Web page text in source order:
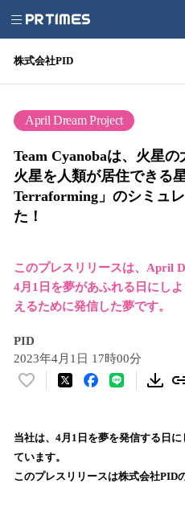
株式会社PID
April Dream Project
Team Cyanobaは、火星
火星を人類が居住できる
Terraforming」のシミュ
た！
このプレスリリースは、April
4月1日を夢があふれる日にし
えるために発信した夢です。
PID
2023年4月1日 17時00分
い
！
数
を
当社は、4月1日を夢を発信する日
ています。
このプレスリリースは株式会社PID